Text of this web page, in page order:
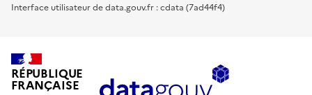
Interface utilisateur de data.gouv.fr : cdata (7ad44f4)
RÉPUBLIQUE
FRANÇAISE